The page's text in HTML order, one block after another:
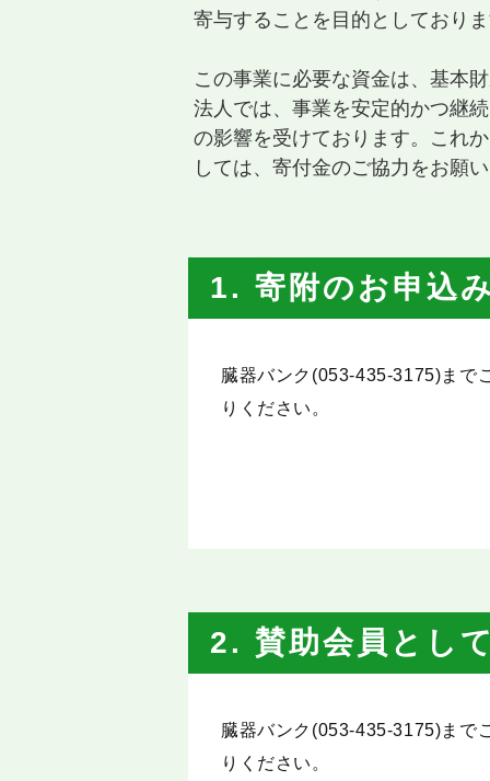
寄与することを目的としており
この事業に必要な資金は、基本
法人では、事業を安定的かつ継
の影響を受けております。これ
しては、寄付金のご協力をお願
1. 寄附のお申込
臓器バンク(053-435-3175)まで
りください。
2. 賛助会員とし
臓器バンク(053-435-3175)まで
りください。